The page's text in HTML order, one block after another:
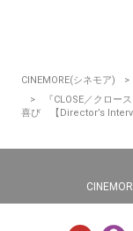
CINEMORE(シネモア)
『CLOSE／クロ
喜び 【Director’s